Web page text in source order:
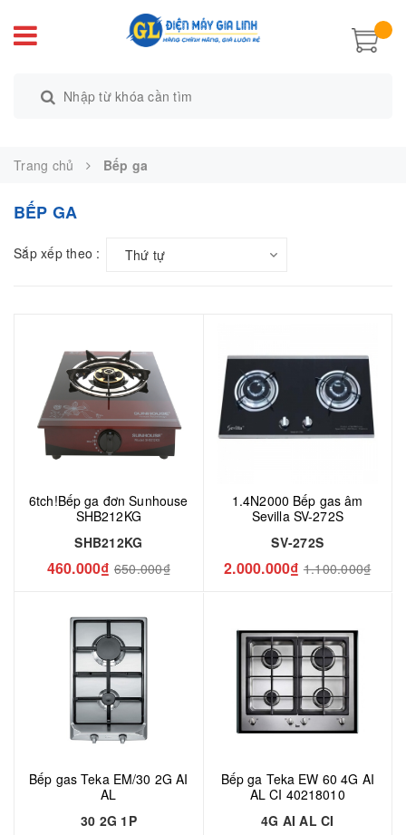
Trang chủ Bếp ga
BẾP GA
Sắp xếp theo : Thứ tự
6tch!Bếp ga đơn Sunhouse
SHB212KG
SHB212KG
460.000₫ 650.000₫
1.4N2000 Bếp gas âm
Sevilla SV-272S
SV-272S
2.000.000₫ 1.100.000₫
Bếp gas Teka EM/30 2G AI
AL
30 2G 1P
Bếp ga Teka EW 60 4G AI
AL CI 40218010
4G AI AL CI